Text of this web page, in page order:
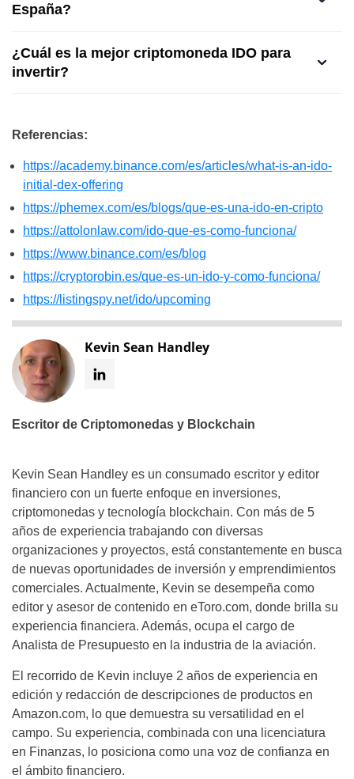
España?
¿Cuál es la mejor criptomoneda IDO para
invertir?
Referencias:
https://academy.binance.com/es/articles/what-is-an-ido-
initial-dex-offering
https://phemex.com/es/blogs/que-es-una-ido-en-cripto
https://attolonlaw.com/ido-que-es-como-funciona/
https://www.binance.com/es/blog
https://cryptorobin.es/que-es-un-ido-y-como-funciona/
https://listingspy.net/ido/upcoming
Kevin Sean Handley
Escritor de Criptomonedas y Blockchain
Kevin Sean Handley es un consumado escritor y editor
financiero con un fuerte enfoque en inversiones,
criptomonedas y tecnología blockchain. Con más de 5
años de experiencia trabajando con diversas
organizaciones y proyectos, está constantemente en busca
de nuevas oportunidades de inversión y emprendimientos
comerciales. Actualmente, Kevin se desempeña como
editor y asesor de contenido en eToro.com, donde brilla su
experiencia financiera. Además, ocupa el cargo de
Analista de Presupuesto en la industria de la aviación.
El recorrido de Kevin incluye 2 años de experiencia en
edición y redacción de descripciones de productos en
Amazon.com, lo que demuestra su versatilidad en el
campo. Su experiencia, combinada con una licenciatura
en Finanzas, lo posiciona como una voz de confianza en
el ámbito financiero.